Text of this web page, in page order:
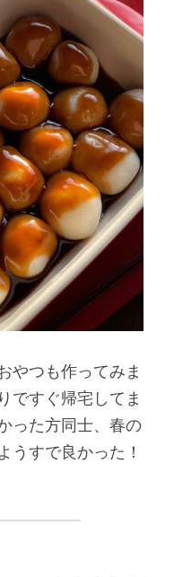
やつも作ってみま
ですぐ帰宅してま
った方同士、春の
うすで良かった！